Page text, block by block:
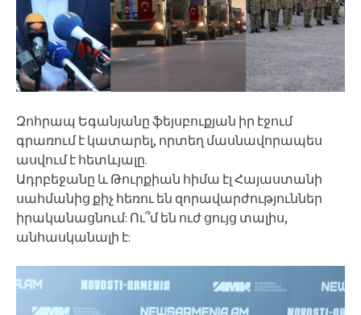
Զոհրապ Եգանյանը ֆեյսբուքյան իր էջում
գրառում է կատարել, որտեղ մասնավորապես
ասվում է հետևյալը.
Ադրբեջանը և Թուրքիան հիմա էլ Հայաստանի
սահմանից քիչ հեռու են զորավարժություններ
իրականացնում: Ու՞մ են ուժ ցույց տալիս,
անհասկանալի է: